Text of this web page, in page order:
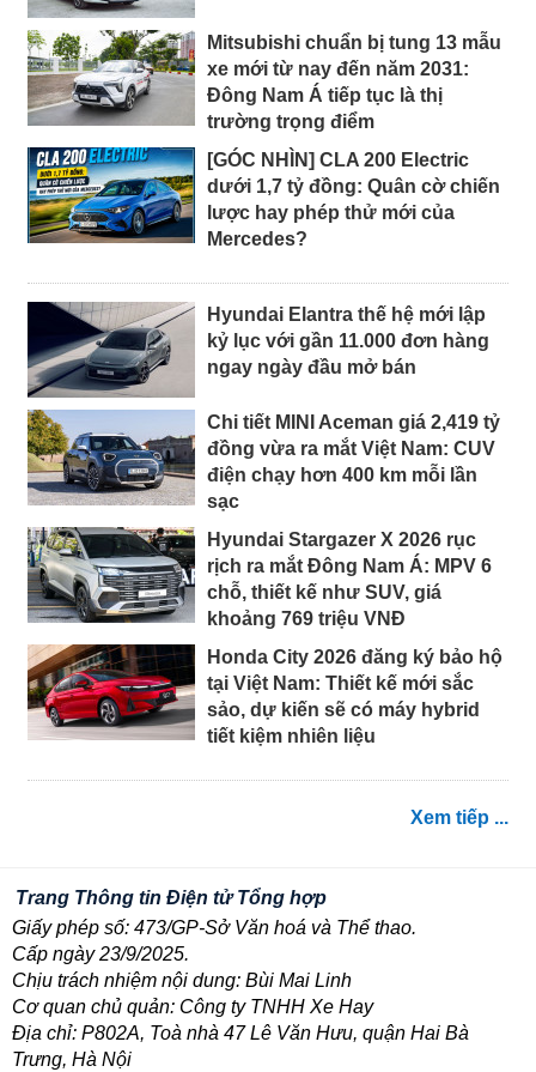
Mitsubishi chuẩn bị tung 13 mẫu
xe mới từ nay đến năm 2031:
Đông Nam Á tiếp tục là thị
trường trọng điểm
[GÓC NHÌN] CLA 200 Electric
dưới 1,7 tỷ đồng: Quân cờ chiến
lược hay phép thử mới của
Mercedes?
Hyundai Elantra thế hệ mới lập
kỷ lục với gần 11.000 đơn hàng
ngay ngày đầu mở bán
Chi tiết MINI Aceman giá 2,419 tỷ
đồng vừa ra mắt Việt Nam: CUV
điện chạy hơn 400 km mỗi lần
sạc
Hyundai Stargazer X 2026 rục
rịch ra mắt Đông Nam Á: MPV 6
chỗ, thiết kế như SUV, giá
khoảng 769 triệu VNĐ
Honda City 2026 đăng ký bảo hộ
tại Việt Nam: Thiết kế mới sắc
sảo, dự kiến sẽ có máy hybrid
tiết kiệm nhiên liệu
Xem tiếp ...
Trang Thông tin Điện tử Tổng hợp
Giấy phép số: 473/GP-Sở Văn hoá và Thể thao.
Cấp ngày 23/9/2025.
Chịu trách nhiệm nội dung: Bùi Mai Linh
Cơ quan chủ quản: Công ty TNHH Xe Hay
Địa chỉ: P802A, Toà nhà 47 Lê Văn Hưu, quận Hai Bà
Trưng, Hà Nội